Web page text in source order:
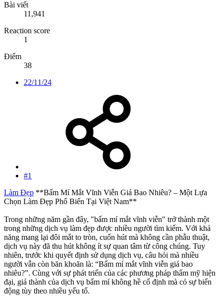
Bài viết
11,941
Reaction score
1
Điểm
38
22/11/24
#1
Làm Đẹp **Bấm Mí Mắt Vĩnh Viễn Giá Bao Nhiêu? – Một Lựa
Chọn Làm Đẹp Phổ Biến Tại Việt Nam**
Trong những năm gần đây, "bấm mí mắt vĩnh viễn" trở thành một
trong những dịch vụ làm đẹp được nhiều người tìm kiếm. Với khả
năng mang lại đôi mắt to tròn, cuốn hút mà không cần phẫu thuật,
dịch vụ này đã thu hút không ít sự quan tâm từ công chúng. Tuy
nhiên, trước khi quyết định sử dụng dịch vụ, câu hỏi mà nhiều
người vẫn còn băn khoăn là: “Bấm mí mắt vĩnh viễn giá bao
nhiêu?”. Cùng với sự phát triển của các phương pháp thẩm mỹ hiện
đại, giá thành của dịch vụ bấm mí không hề cố định mà có sự biến
động tùy theo nhiều yếu tố.